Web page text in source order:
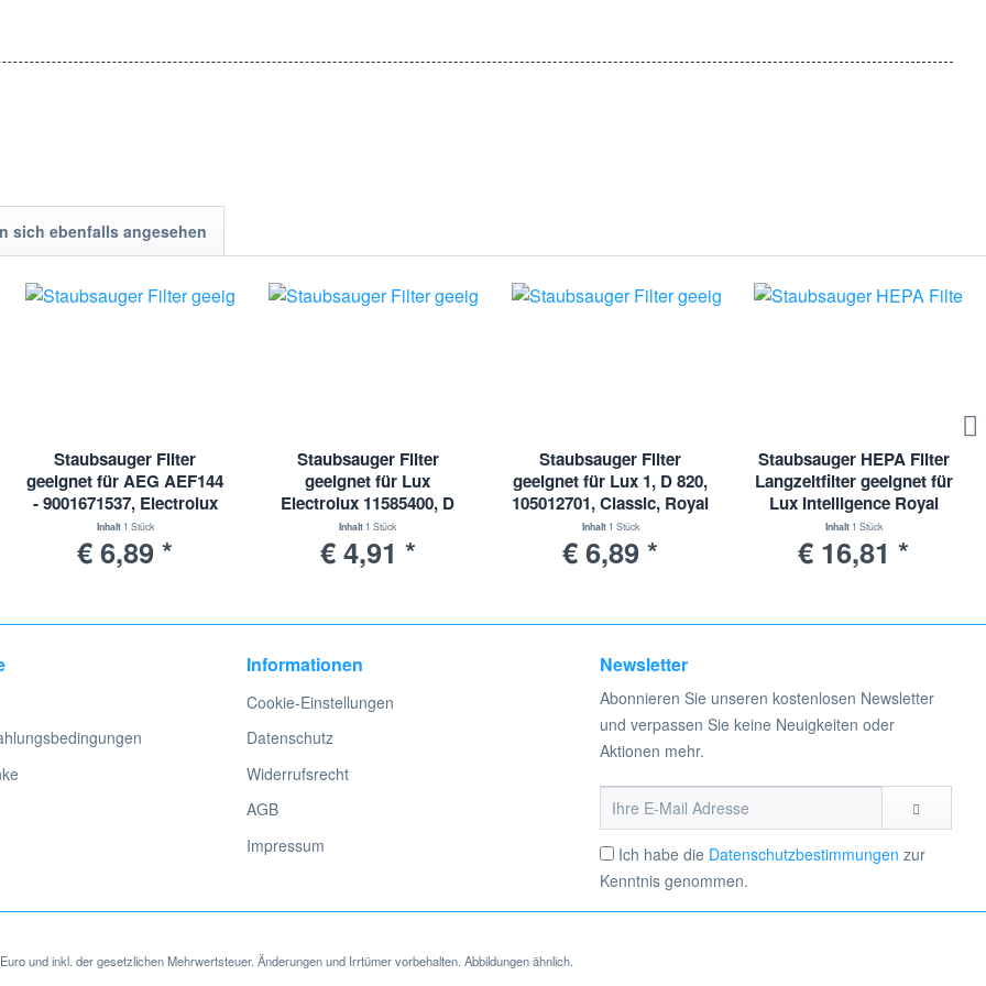
sich ebenfalls angesehen
Staubsauger Filter
geeignet für AEG AEF144
- 9001671537, Electrolux
EF144, EF 144 -
9001671529
Inhalt 1 Stück
€ 6,89 *
Staubsauger Filter
geeignet für Lux
Electrolux 11585400, D
748 - D 795
Inhalt 1 Stück
€ 4,91 *
Staubsauger Filter
geeignet für Lux 1, D 820,
105012701, Classic, Royal
Inhalt 1 Stück
€ 6,89 *
Staubsauger HEPA Filter
Langzeitfilter geeignet für
Lux Intelligence Royal
Edition, Typ AP11
Inhalt 1 Stück
€ 16,81 *
Informationen
Cookie-Einstellungen
Datenschutz
Widerrufsrecht
AGB
Impressum
Newsletter
Abonnieren Sie unseren kostenlosen Newsletter
und verpassen Sie keine Neuigkeiten oder
Aktionen mehr.
Ich habe die Datenschutzbestimmungen zur
Kenntnis genommen.
und inkl. der gesetzlichen Mehrwertsteuer. Änderungen und Irrtümer vorbehalten. Abbildungen ähnlich.